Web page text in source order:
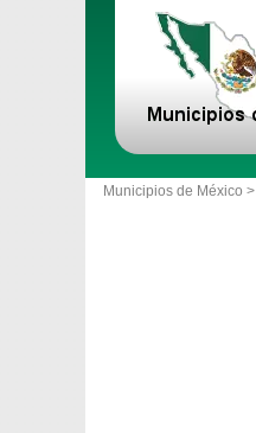
Municipios de México >